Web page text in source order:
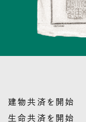
建物共済を開始
生命共済を開始